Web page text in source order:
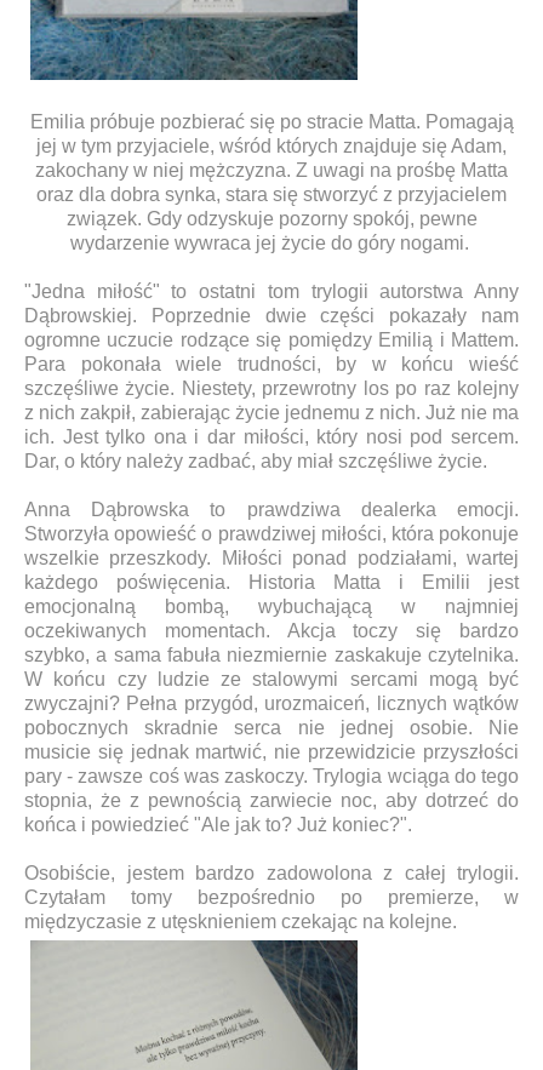
Emilia próbuje pozbierać się po stracie Matta. Pomagają
jej w tym przyjaciele, wśród których znajduje się Adam,
zakochany w niej mężczyzna. Z uwagi na prośbę Matta
oraz dla dobra synka, stara się stworzyć z przyjacielem
związek. Gdy odzyskuje pozorny spokój, pewne
wydarzenie wywraca jej życie do góry nogami.
"Jedna miłość" to ostatni tom trylogii autorstwa Anny
Dąbrowskiej. Poprzednie dwie części pokazały nam
ogromne uczucie rodzące się pomiędzy Emilią i Mattem.
Para pokonała wiele trudności, by w końcu wieść
szczęśliwe życie. Niestety, przewrotny los po raz kolejny
z nich zakpił, zabierając życie jednemu z nich. Już nie ma
ich. Jest tylko ona i dar miłości, który nosi pod sercem.
Dar, o który należy zadbać, aby miał szczęśliwe życie.
Anna Dąbrowska to prawdziwa dealerka emocji.
Stworzyła opowieść o prawdziwej miłości, która pokonuje
wszelkie przeszkody. Miłości ponad podziałami, wartej
każdego poświęcenia. Historia Matta i Emilii jest
emocjonalną bombą, wybuchającą w najmniej
oczekiwanych momentach. Akcja toczy się bardzo
szybko, a sama fabuła niezmiernie zaskakuje czytelnika.
W końcu czy ludzie ze stalowymi sercami mogą być
zwyczajni? Pełna przygód, urozmaiceń, licznych wątków
pobocznych skradnie serca nie jednej osobie. Nie
musicie się jednak martwić, nie przewidzicie przyszłości
pary - zawsze coś was zaskoczy. Trylogia wciąga do tego
stopnia, że z pewnością zarwiecie noc, aby dotrzeć do
końca i powiedzieć "Ale jak to? Już koniec?".
Osobiście, jestem bardzo zadowolona z całej trylogii.
Czytałam tomy bezpośrednio po premierze, w
międzyczasie z utęsknieniem czekając na kolejne.